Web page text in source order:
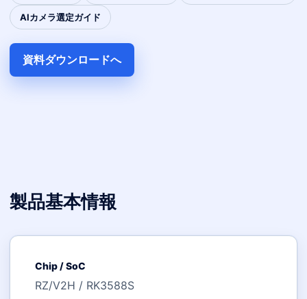
AIカメラ選定ガイド
資料ダウンロードへ
製品基本情報
Chip / SoC
RZ/V2H / RK3588S